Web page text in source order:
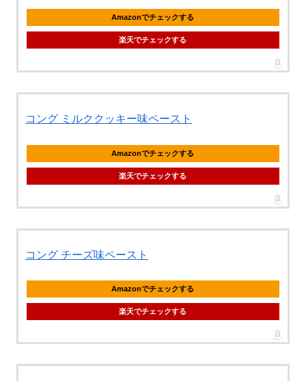
Amazonでチェックする
楽天でチェックする
コング ミルククッキー味ペースト
Amazonでチェックする
楽天でチェックする
コング チーズ味ペースト
Amazonでチェックする
楽天でチェックする